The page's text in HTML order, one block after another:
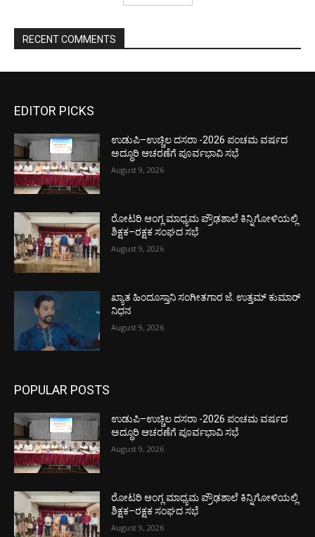
RECENT COMMENTS
EDITOR PICKS
ಉಡುಪಿ–ಉಚ್ಚಿಲ ದಸರಾ -2026 ಪಂಚಮ ವರ್ಷದ
ಅದ್ಧೂರಿ ಆಚರಣೆಗೆ ಪೂರ್ವಭಾವಿ ಸಭೆ
August 9, 2026
ರೋಟರಿ ಆಂಗ್ಲ ಮಾಧ್ಯಮ ಪ್ರೌಢಶಾಲೆ ಕಿನ್ನಿಗೋಳಿಯಲ್ಲಿ
ಶಿಕ್ಷಕ–ರಕ್ಷಕ ಸಂಘದ ಸಭೆ
August 9, 2026
ಖ್ಯಾತ ಹಿಂದೂಸ್ತಾನಿ ಸಂಗೀತಗಾರ ಜೆ. ಉತ್ತಮ್ ಕುಮಾರ್
ನಿಧನ
August 9, 2026
POPULAR POSTS
ಉಡುಪಿ–ಉಚ್ಚಿಲ ದಸರಾ -2026 ಪಂಚಮ ವರ್ಷದ
ಅದ್ಧೂರಿ ಆಚರಣೆಗೆ ಪೂರ್ವಭಾವಿ ಸಭೆ
August 9, 2026
ರೋಟರಿ ಆಂಗ್ಲ ಮಾಧ್ಯಮ ಪ್ರೌಢಶಾಲೆ ಕಿನ್ನಿಗೋಳಿಯಲ್ಲಿ
ಶಿಕ್ಷಕ–ರಕ್ಷಕ ಸಂಘದ ಸಭೆ
August 9, 2026